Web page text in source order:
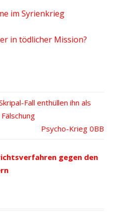
im Syrienkrieg
in tödlicher Mission?
Fall enthüllen ihn als
Nächster
Psycho-Krieg
gegen den